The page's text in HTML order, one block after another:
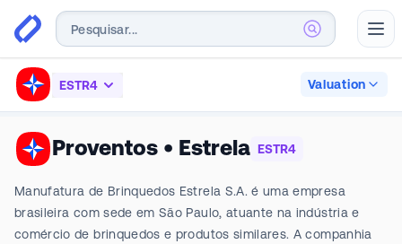
ESTR4 Valuation
Proventos • Estrela ESTR4
Manufatura de Brinquedos Estrela S.A. é uma empresa
brasileira com sede em São Paulo, atuante na indústria e
comércio de brinquedos e produtos similares. A companhia